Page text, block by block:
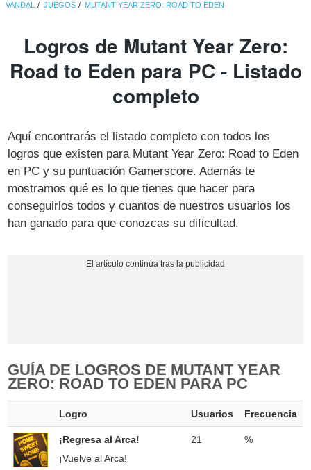
VANDAL JUEGOS MUTANT YEAR ZERO: ROAD TO EDEN
Logros de Mutant Year Zero:
Road to Eden para PC - Listado
completo
Aquí encontrarás el listado completo con todos los
logros que existen para Mutant Year Zero: Road to Eden
en PC y su puntuación Gamerscore. Además te
mostramos qué es lo que tienes que hacer para
conseguirlos todos y cuantos de nuestros usuarios los
han ganado para que conozcas su dificultad.
GUÍA DE LOGROS DE MUTANT YEAR
ZERO: ROAD TO EDEN PARA PC
Logro Usuarios Frecuencia
¡Regresa al Arca!
¡Vuelve al Arca!
21 %